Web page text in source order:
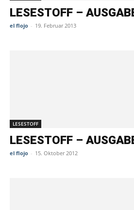
LESESTOFF –
el flojo - 19. Februar 2013
LESESTOFF
LESESTOFF –
el flojo - 15. Oktober 2012